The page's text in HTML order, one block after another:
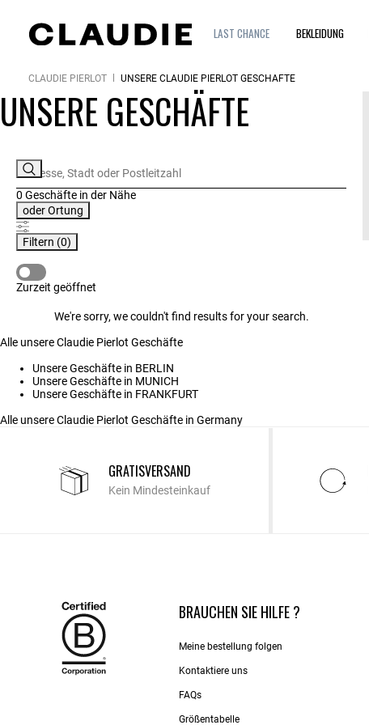
LAST CHANCE BEKLEIDUNG
CLAUDIE PIERLOT UNSERE CLAUDIE PIERLOT GESCHÄFTE
UNSERE GESCHÄFTE
0 Geschäfte in der Nähe
oderOrtung
Filtern (0)
Zurzeit geöffnet
We're sorry, we couldn't find results for your search.
Alle unsere Claudie Pierlot Geschäfte
Unsere Geschäfte in BERLIN
Unsere Geschäfte in MUNICH
Unsere Geschäfte in FRANKFURT
Alle unsere Claudie Pierlot Geschäfte in Germany
GRATISVERSAND
Kein Mindesteinkauf
BRAUCHEN SIE HILFE ?
Meine bestellung folgen
Kontaktiere uns​
FAQs
Größentabelle